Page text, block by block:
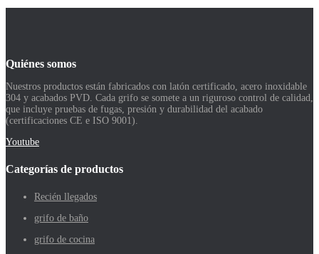
Quiénes somos
Nuestros productos están fabricados con latón certificado, acero inoxidable
304 y acabados PVD. Cada grifo se somete a un riguroso control de calidad,
que incluye pruebas de fugas, presión y durabilidad del acabado
(certificaciones CE e ISO 9001).
Youtube
Categorías de productos
Recién llegados
grifo de baño
grifo de cocina